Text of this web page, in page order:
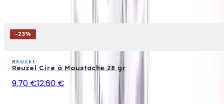
-23%
REUZEL
Reuzel Cire à Moustache 28 gr
9,70 €12,60 €